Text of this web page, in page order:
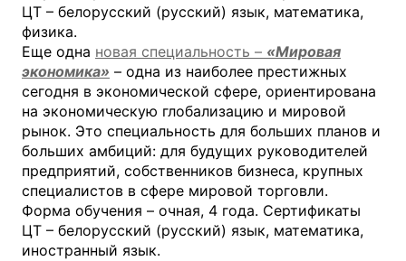
ЦТ – белорусский (русский) язык, математика,
физика.
Еще одна новая специальность – «Мировая
экономика» – одна из наиболее престижных
сегодня в экономической сфере, ориентирована
на экономическую глобализацию и мировой
рынок. Это специальность для больших планов и
больших амбиций: для будущих руководителей
предприятий, собственников бизнеса, крупных
специалистов в сфере мировой торговли.
Форма обучения – очная, 4 года. Сертификаты
ЦТ – белорусский (русский) язык, математика,
иностранный язык.